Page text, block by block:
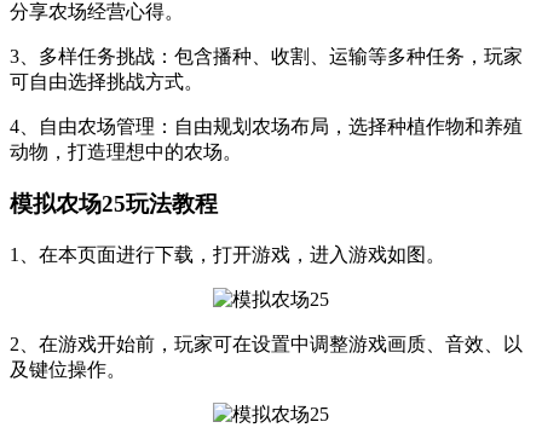
分享农场经营心得。
3、多样任务挑战：包含播种、收割、运输等多种任务，玩家
可自由选择挑战方式。
4、自由农场管理：自由规划农场布局，选择种植作物和养殖
动物，打造理想中的农场。
模拟农场25玩法教程
1、在本页面进行下载，打开游戏，进入游戏如图。
2、在游戏开始前，玩家可在设置中调整游戏画质、音效、以
及键位操作。